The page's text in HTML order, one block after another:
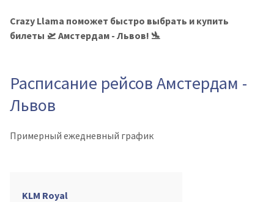
Crazy Llama поможет быстро выбрать и купить
билеты 🛫 Амстердам - Львов! 🛬
Расписание рейсов Амстердам -
Львов
Примерный ежедневный график
KLM Royal